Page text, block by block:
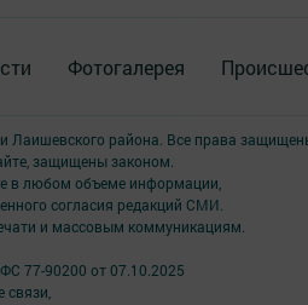
Фотогалерея
Лаишевского района. Все права
защищены законом.
в любом объеме информации,
согласия редакций СМИ.
и массовым коммуникациям.
77-90200 от 07.10.2025